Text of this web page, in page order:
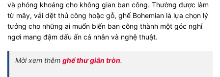
và phóng khoáng cho không gian ban công. Thường được làm
từ mây, vải dệt thủ công hoặc gỗ, ghế Bohemian là lựa chọn lý
tưởng cho những ai muốn biến ban công thành một góc nghỉ
ngơi mang đậm dấu ấn cá nhân và nghệ thuật.
Mời xem thêm ghế thư giãn tròn.